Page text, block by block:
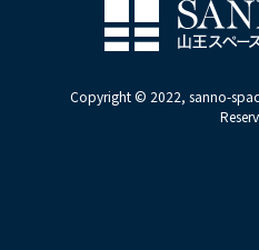
Copyright © 2022, sanno-